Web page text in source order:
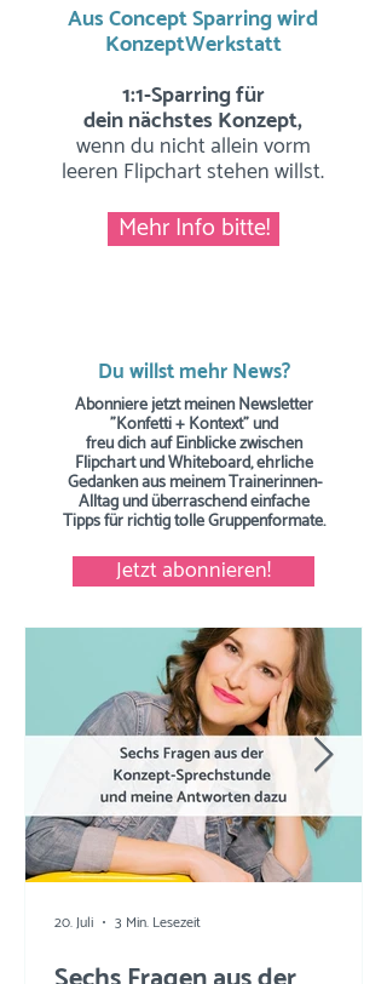
Aus Concept Sparring wird
KonzeptWerkstatt
1:1-Sparring für
dein nächstes Konzept,
wenn du nicht allein vorm
leeren Flipchart stehen willst.
Mehr Info bitte!
Du willst mehr News?
Abonniere jetzt meinen Newsletter
"Konfetti + Kontext" und
freu dich auf Einblicke zwischen
Flipchart und Whiteboard, ehrliche
Gedanken aus meinem Trainerinnen-
Alltag und überraschend einfache
Tippsfür richtig tolle Gruppenformate.
Jetzt abonnieren!
20. Juli 3 Min. Lesezeit